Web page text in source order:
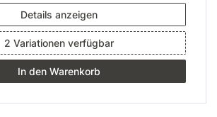
Details anzeigen
2 Variationen verfügbar
In den Warenkorb